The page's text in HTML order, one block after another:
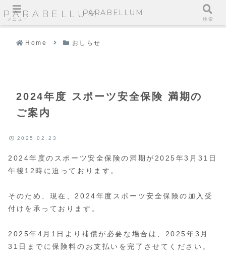
PARABELLUM
Home おしらせ
2024年度 スポーツ安全保険 満期の
ご案内
2025.02.23
2024年度のスポーツ安全保険の満期が2025年3月31日
午後12時に迫っております。
そのため、現在、2024年度スポーツ安全保険の加入受
付けを承っております。
2025年4月1日より補償が必要な場合は、2025年3月
31日までに保険料のお支払いを完了させてください。
メニュー
PARABELLUM
検索